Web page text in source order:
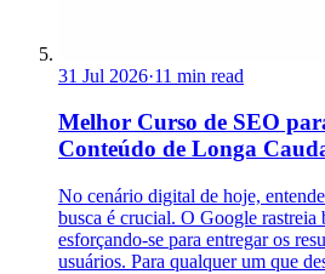
31 Jul 2026·11 min read
Melhor Curso de SEO
Conteúdo de Longa
No cenário digital de hoje,
busca é crucial. O Google rastreia
esforçando-se para entregar os
usuários. Para qualquer um que